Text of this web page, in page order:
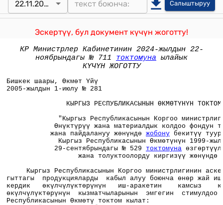
22.11.2024 Салыштыруу
Эскертүү, бул документ күчүн жоготту!